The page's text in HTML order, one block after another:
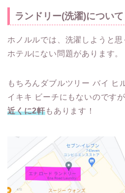
ランドリー(洗濯)について
ホノルルでは、洗濯しようと
ホテルにない問題があります。
もちろんダブルツリー バイ ヒ
イキキ ビーチにもないのですが
近くに2軒もあります！